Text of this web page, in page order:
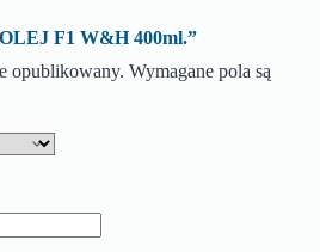
F1 W&H 400ml.”
opublikowany. Wymagane pola są